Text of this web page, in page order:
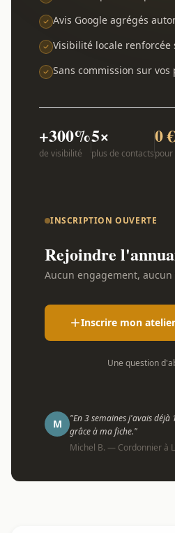
Avis Google agrégés
Visibilité locale renforcée
Sans commission sur vos
+300%
de visibilité
5×
plus de contacts
0 €
INSCRIPTION OUVERTE
Rejoindre
Aucun engagement, aucun
Inscrire mon
Une question
M
"En 3 semaines j'avais déjà
grâce à ma fiche."
Michel B. — Cordonnier à